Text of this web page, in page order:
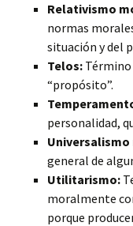
Relativismo
normas
situación y del
Telos: Término
“propósito”.
personalidad,
general de
Utilitarismo:
moralmente
porque